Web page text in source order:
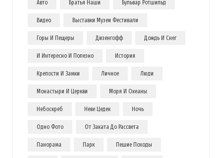
Авто Братья Наши Бульвар Ротшильд
Видео Выставки Музеи Фестивали
Горы И Пещеры Дизенгофф Дождь И Снег
И Интересно И Полезно История
Крепости И Замки Личное Люди
Монастыри И Церкви Моря И Океаны
Небоскреб Неве Цедек Ночь
Одно Фото От Заката До Рассвета
Панорама Парк Пешие Походы